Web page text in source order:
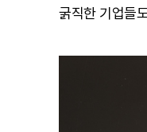
굵직한 기업들